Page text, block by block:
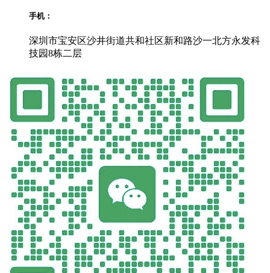
手机：
深圳市宝安区沙井街道共和社区新和路沙一北方永发科
技园8栋二层